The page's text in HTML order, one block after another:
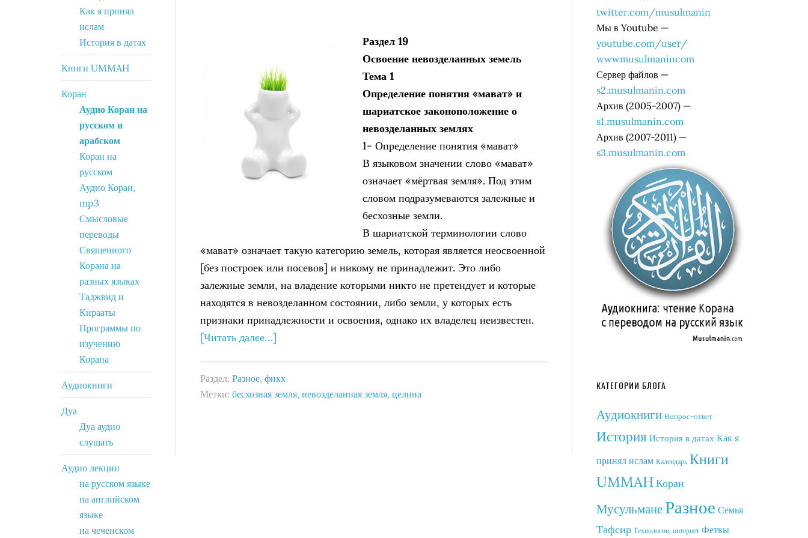
Раздел 19
Освоение невозделанных земель
Тема 1
Определение понятия «мават» и
шариатское законоположение о
невозделанных землях
1- Определение понятия «мават»
В языковом значении слово «мават»
означает «мёртвая земля». Под этим
словом подразумеваются залежные и
бесхозные земли.
В шариатской терминологии слово
«мават» означает такую категорию земель, которая является неосвоенной
[без построек или посевов] и никому не принадлежит. Это либо
залежные земли, на владение которыми никто не претендует и которые
находятся в невозделанном состоянии, либо земли, у которых есть
признаки принадлежности и освоения, однако их владелец неизвестен.
[Читать далее…]
Раздел: Разное, фикх
Метки: бесхозная земля, невозделанная земля, целина
twitter.com/musulmanin
Мы в Youtube —
youtube.com/user/
wwwmusulmanincom
Сервер файлов —
s2.musulmanin.com
Архив (2005-2007) —
s1.musulmanin.com
Архив (2007-2011) —
s3.musulmanin.com
КАТЕГОРИИ БЛОГА
Аудиокниги Вопрос-ответ
История История в датах Как я
принял ислам Календарь Книги
UMMAH Коран
МусульманеРазное Семья
Тафсир Технологии, интернет Фетвы
Как я принял
ислам
История в датах
Книги UMMAH
Коран
Аудио Коран на
русском и
арабском
Коран на
русском
Аудио Коран,
mp3
Смысловые
переводы
Священного
Корана на
разных языках
Таджвид и
Кирааты
Программы по
изучению
Корана
Аудиокниги
Дуа
Дуа аудио
слушать
Аудио лекции
на русском языке
на английском
языке
на чеченском